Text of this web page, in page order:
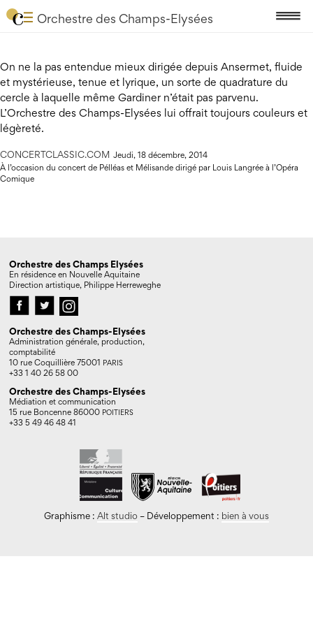
Orchestre des Champs-Elysées
On ne la pas entendue mieux dirigée depuis Ansermet, fluide
et mystérieuse, tenue et lyrique, un sorte de quadrature du
cercle à laquelle même Gardiner n’était pas parvenu.
L’Orchestre des Champs-Elysées lui offrait toujours couleurs et
légèreté.
CONCERTCLASSIC.COM Jeudi, 18 décembre, 2014
À l’occasion du concert de Pélléas et Mélisande dirigé par Louis Langrée à l’Opéra
Comique
Orchestre des Champs Elysées
En résidence en Nouvelle Aquitaine
Direction artistique, Philippe Herreweghe
Orchestre des Champs-Elysées
Administration générale, production,
comptabilité
10 rue Coquillière 75001 PARIS
+33 1 40 26 58 00
Orchestre des Champs-Elysées
Médiation et communication
15 rue Boncenne 86000 POITIERS
+33 5 49 46 48 41
Graphisme : Alt studio– Développement : bien à vous